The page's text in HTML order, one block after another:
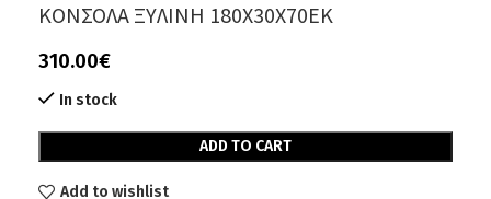
ΚΟΝΣΟΛΑ ΞΥΛΙΝΗ 180Χ30Χ70ΕΚ
310.00€
In stock
ADD TO CART
Add to wishlist